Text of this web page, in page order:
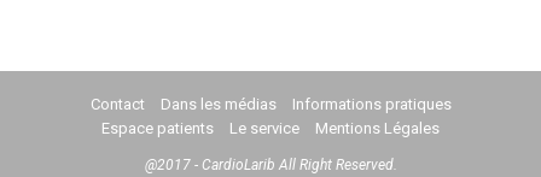
Contact Dans les médias
Informations pratiques
Espace patients
Le service Mentions Légales
@2017 - CardioLarib All Right Reserved.